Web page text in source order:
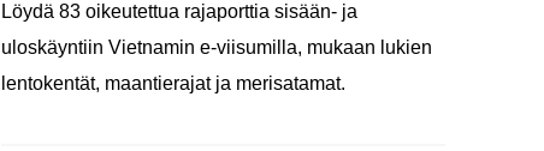
Löydä 83 oikeutettua rajaporttia sisään- ja
uloskäyntiin Vietnamin e-viisumilla, mukaan lukien
lentokentät, maantierajat ja merisatamat.